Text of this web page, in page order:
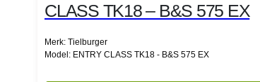
CLASS TK18 – B&S 575 EX
Merk: Tielburger
Model: ENTRY CLASS TK18 - B&S 575 EX